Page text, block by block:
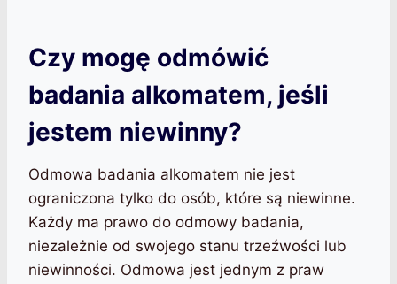
Czy mogę odmówić
badania alkomatem, jeśli
jestem niewinny?
Odmowa badania alkomatem nie jest
ograniczona tylko do osób, które są niewinne.
Każdy ma prawo do odmowy badania,
niezależnie od swojego stanu trzeźwości lub
niewinności. Odmowa jest jednym z praw